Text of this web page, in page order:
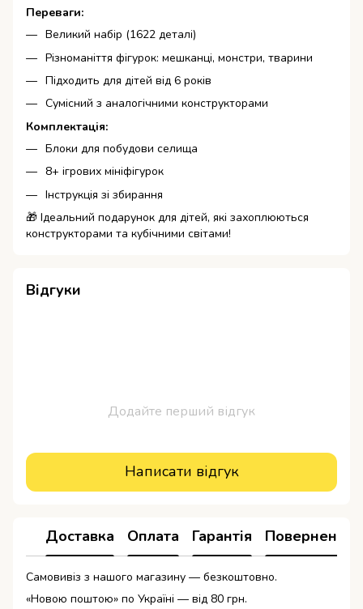
Переваги:
Великий набір (1622 деталі)
Різноманіття фігурок: мешканці, монстри, тварини
Підходить для дітей від 6 років
Сумісний з аналогічними конструкторами
Комплектація:
Блоки для побудови селища
8+ ігрових мініфігурок
Інструкція зі збирання
🎁 Ідеальний подарунок для дітей, які захоплюються
конструкторами та кубічними світами!
Відгуки
Додайте перший відгук
Написати відгук
Доставка Оплата Гарантія Повернення
Самовивіз з нашого магазину — безкоштовно.
«Новою поштою» по Україні — від 80 грн.